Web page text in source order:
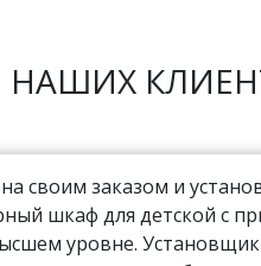
своим заказом и
шкаф для детской с
уровне.